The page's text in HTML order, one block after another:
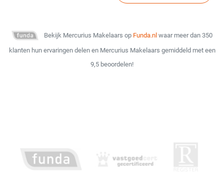
Bekijk Mercurius Makelaars op Funda.nl waar meer dan 350
klanten hun ervaringen delen en Mercurius Makelaars gemiddeld met een
9,5 beoordelen!